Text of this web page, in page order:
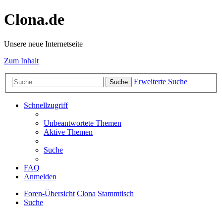
Clona.de
Unsere neue Internetseite
Zum Inhalt
Suche Erweiterte Suche
Schnellzugriff
Unbeantwortete Themen
Aktive Themen
Suche
FAQ
Anmelden
Foren-Übersicht Clona Stammtisch
Suche